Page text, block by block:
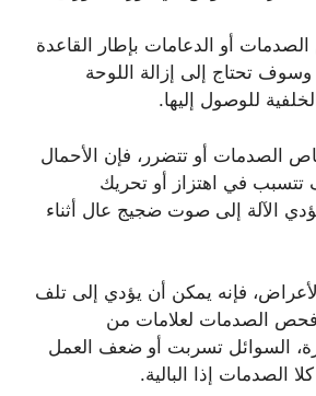
أو الدعامات بإطار القاعدة
تحتاج إلى إزالة اللوحة
للوصول إليها.
الصدمات أو تتضرر، فإن الأحمال
تتسبب في اهتزاز أو تحريك
تؤدي الآلة إلى صوت ضجيج عال أثناء
فإنه يمكن أن يؤدي إلى تلف
فحص الصدمات لعلامات من
السوائل تسربت أو ضعف العمل
الصدمات إذا البالية.